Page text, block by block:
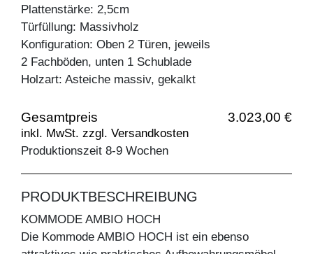
Plattenstärke: 2,5cm
Türfüllung: Massivholz
Konfiguration: Oben 2 Türen, jeweils
2 Fachböden, unten 1 Schublade
Holzart: Asteiche massiv, gekalkt
Gesamtpreis 3.023,00 €
inkl. MwSt. zzgl. Versandkosten
Produktionszeit 8-9 Wochen
PRODUKTBESCHREIBUNG
KOMMODE AMBIO HOCH
Die Kommode AMBIO HOCH ist ein ebenso